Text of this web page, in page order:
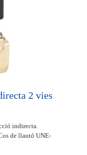
2 vies
indirecta.
de llautó UNE-